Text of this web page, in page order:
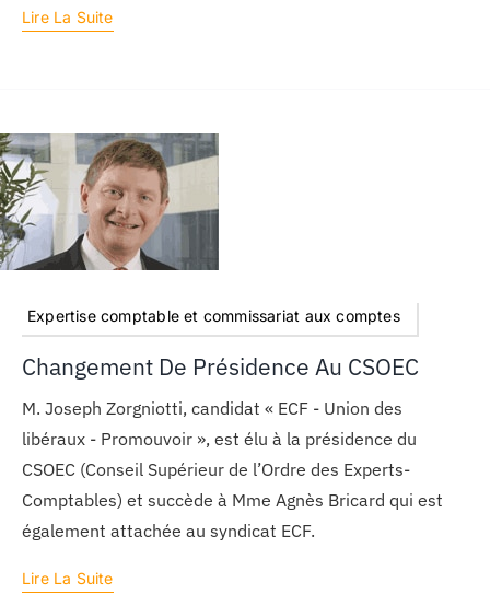
Lire La Suite
Expertise comptable et commissariat aux comptes
Changement De Présidence Au CSOEC
M. Joseph Zorgniotti, candidat « ECF - Union des
libéraux - Promouvoir », est élu à la présidence du
CSOEC (Conseil Supérieur de l’Ordre des Experts-
Comptables) et succède à Mme Agnès Bricard qui est
également attachée au syndicat ECF.
Lire La Suite